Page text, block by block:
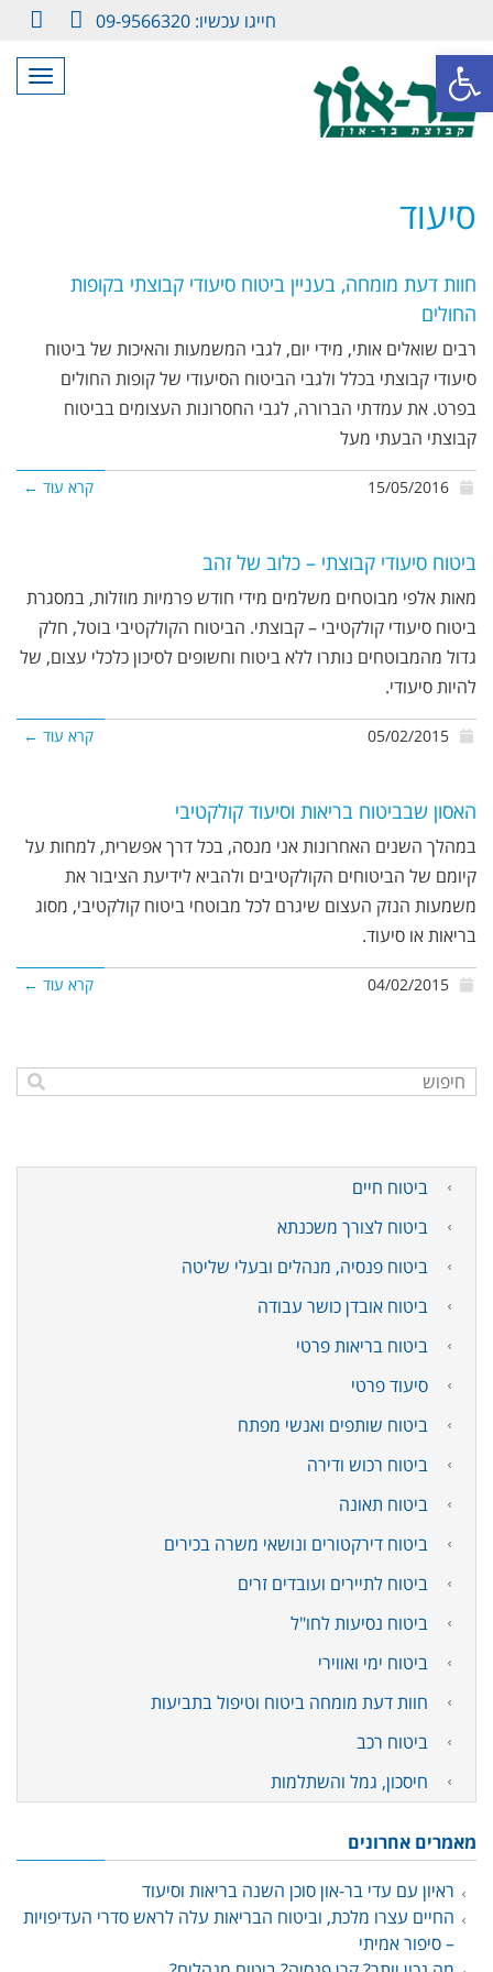
פתח סרגל נגישות
חייגו עכשיו: 09-9566320
סיעוד
חוות דעת מומחה, בעניין ביטוח סיעודי קבוצתי בקופות
החולים
רבים שואלים אותי, מידי יום, לגבי המשמעות והאיכות של ביטוח
סיעודי קבוצתי בכלל ולגבי הביטוח הסיעודי של קופות החולים
בפרט. את עמדתי הברורה, לגבי החסרונות העצומים בביטוח
קבוצתי הבעתי מעל
קרא עוד ←
ביטוח סיעודי קבוצתי – כלוב של זהב
מאות אלפי מבוטחים משלמים מידי חודש פרמיות מוזלות, במסגרת
ביטוח סיעודי קולקטיבי – קבוצתי. הביטוח הקולקטיבי בוטל, חלק
גדול מהמבוטחים נותרו ללא ביטוח וחשופים לסיכון כלכלי עצום, של
להיות סיעודי.
קרא עוד ←
האסון שבביטוח בריאות וסיעוד קולקטיבי
במהלך השנים האחרונות אני מנסה, בכל דרך אפשרית, למחות על
קיומם של הביטוחים הקולקטיבים ולהביא לידיעת הציבור את
משמעות הנזק העצום שיגרם לכל מבוטחי ביטוח קולקטיבי, מסוג
בריאות או סיעוד.
קרא עוד ←
ביטוח חיים
ביטוח לצורך משכנתא
ביטוח פנסיה, מנהלים ובעלי שליטה
ביטוח אובדן כושר עבודה
ביטוח בריאות פרטי
סיעוד פרטי
ביטוח שותפים ואנשי מפתח
ביטוח רכוש ודירה
ביטוח תאונה
ביטוח דירקטורים ונושאי משרה בכירים
ביטוח לתיירים ועובדים זרים
ביטוח נסיעות לחו"ל
ביטוח ימי ואווירי
חוות דעת מומחה ביטוח וטיפול בתביעות
ביטוח רכב
חיסכון, גמל והשתלמות
מאמרים אחרונים
ראיון עם עדי בר-און סוכן השנה בריאות וסיעוד
החיים עצרו מלכת, וביטוח הבריאות עלה לראש סדרי העדיפויות
– סיפור אמיתי